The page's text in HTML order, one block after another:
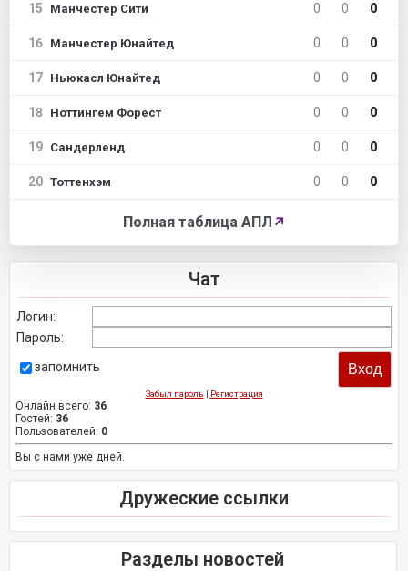
15 Манчестер Сити 0 0 0
16 Манчестер Юнайтед 0 0 0
17 Ньюкасл Юнайтед 0 0 0
18 Ноттингем Форест 0 0 0
19 Сандерленд 0 0 0
20 Тоттенхэм 0 0 0
Полная таблица АПЛ ↗
Чат
Логин:
Пароль:
запомнить
Забыл пароль | Регистрация
Онлайн всего: 36
Гостей: 36
Пользователей: 0
Вы с нами уже дней.
Дружеские ссылки
Разделы новостей